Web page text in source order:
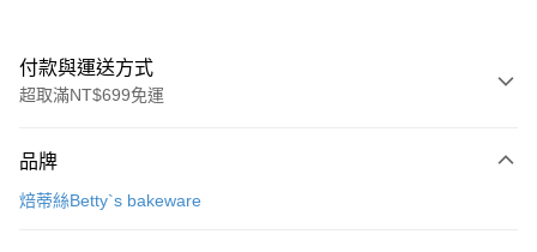
付款與運送方式
超取滿NT$699免運
信用卡一次付款
品牌
焙蒂絲Betty`s bakeware